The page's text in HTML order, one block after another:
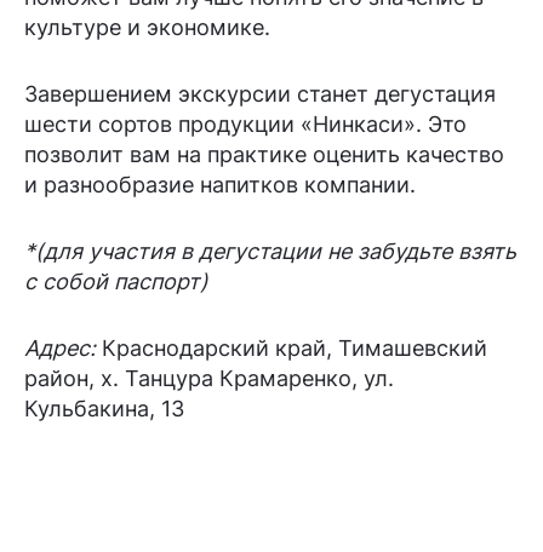
культуре и экономике.
Завершением экскурсии станет дегустация
шести сортов продукции «Нинкаси». Это
позволит вам на практике оценить качество
и разнообразие напитков компании.
*(для участия в дегустации не забудьте взять
с собой паспорт)
Адрес: Краснодарский край, Тимашевский
район, х. Танцура Крамаренко, ул.
Кульбакина, 13